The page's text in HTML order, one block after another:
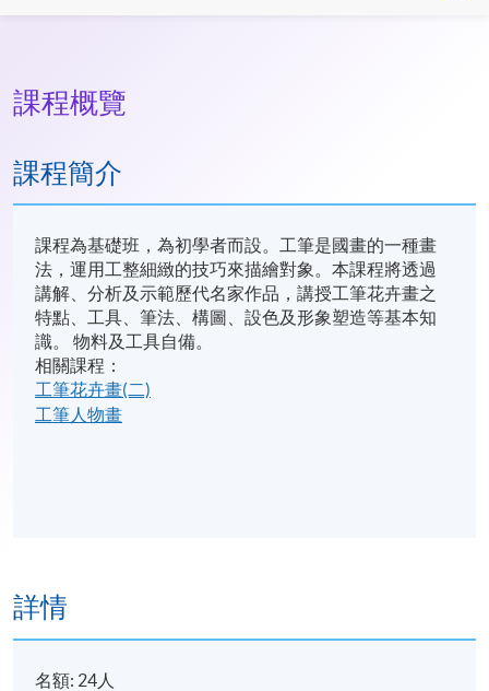
課程概覽
課程簡介
課程為基礎班，為初學者而設。工筆是國畫的一種畫
法，運用工整細緻的技巧來描繪對象。本課程將透過
講解、分析及示範歷代名家作品，講授工筆花卉畫之
特點、工具、筆法、構圖、設色及形象塑造等基本知
識。 物料及工具自備。
相關課程：
工筆花卉畫(二)
工筆人物畫
詳情
名額: 24人